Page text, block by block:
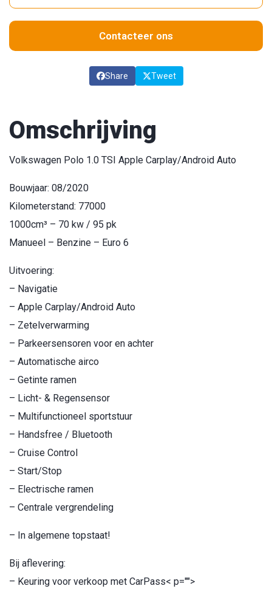
Contacteer ons
Share Tweet
Omschrijving
Volkswagen Polo 1.0 TSI Apple Carplay/Android Auto
Bouwjaar: 08/2020
Kilometerstand: 77000
1000cm³ – 70 kw / 95 pk
Manueel – Benzine – Euro 6
Uitvoering:
– Navigatie
– Apple Carplay/Android Auto
– Zetelverwarming
– Parkeersensoren voor en achter
– Automatische airco
– Getinte ramen
– Licht- & Regensensor
– Multifunctioneel sportstuur
– Handsfree / Bluetooth
– Cruise Control
– Start/Stop
– Electrische ramen
– Centrale vergrendeling
– In algemene topstaat!
Bij aflevering:
– Keuring voor verkoop met CarPass< p="">